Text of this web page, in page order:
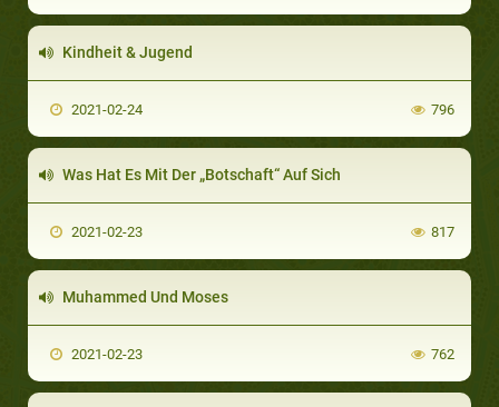
Kindheit & Jugend
2021-02-24 796
Was Hat Es Mit Der „Botschaft“ Auf Sich
2021-02-23 817
Muhammed Und Moses
2021-02-23 762